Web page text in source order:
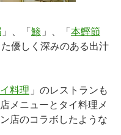
」、「鯵 」、「本鰹節
た優しく深みのある出汁
料理 」のレストランも
メニューとタイ料理メ
店のコラボしたような